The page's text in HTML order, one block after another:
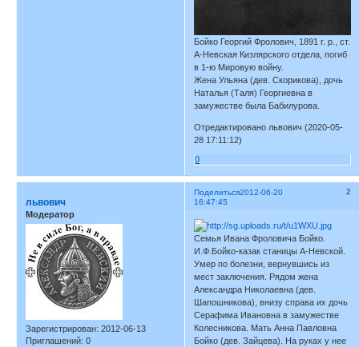
Бойко Георгий Фролович, 1891 г. р., ст.
А-Невская Кизлярского отдела, погиб
в 1-ю Мировую войну.
Жена Ульяна (дев. Скорикова), дочь
Наталья (Таля) Георгиевна в
замужестве была Бабилурова.
Отредактировано львович (2020-05-
28 17:11:12)
0
Поделиться 2
2012-06-20
16:47:45
львович
Модератор
Зарегистрирован: 2012-06-13
Приглашений: 0
Семья Ивана Фроловича Бойко.
И.Ф.Бойко-казак станицы А-Невской.
Умер по болезни, вернувшись из
мест заключения. Рядом жена
Александра Николаевна (дев.
Шапошникова), внизу справа их дочь
Серафима Ивановна в замужестве
Колесникова. Мать Анна Павловна
Бойко (дев. Зайцева). На руках у нее